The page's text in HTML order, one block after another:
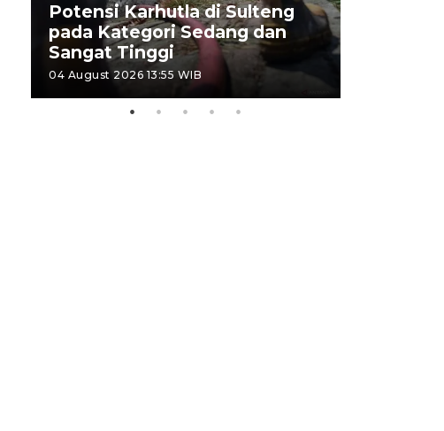
Potensi Karhutla di Sulteng
pada Kategori Sedang dan
Sangat Tinggi
04 August 2026 13:55 WIB